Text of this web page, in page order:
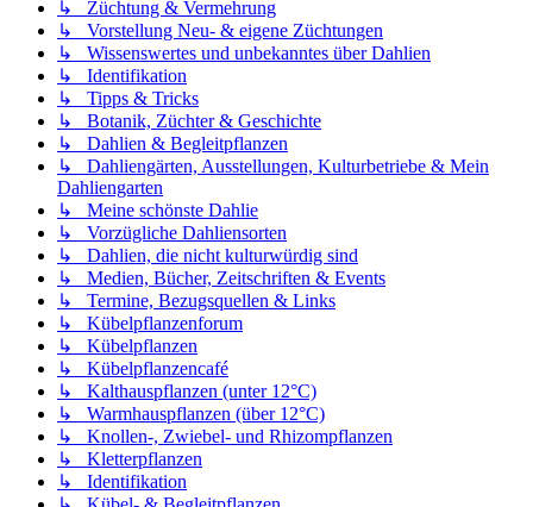
↳ Züchtung & Vermehrung
↳ Vorstellung Neu- & eigene Züchtungen
↳ Wissenswertes und unbekanntes über Dahlien
↳ Identifikation
↳ Tipps & Tricks
↳ Botanik, Züchter & Geschichte
↳ Dahlien & Begleitpflanzen
↳ Dahliengärten, Ausstellungen, Kulturbetriebe & Mein
Dahliengarten
↳ Meine schönste Dahlie
↳ Vorzügliche Dahliensorten
↳ Dahlien, die nicht kulturwürdig sind
↳ Medien, Bücher, Zeitschriften & Events
↳ Termine, Bezugsquellen & Links
↳ Kübelpflanzenforum
↳ Kübelpflanzen
↳ Kübelpflanzencafé
↳ Kalthauspflanzen (unter 12°C)
↳ Warmhauspflanzen (über 12°C)
↳ Knollen-, Zwiebel- und Rhizompflanzen
↳ Kletterpflanzen
↳ Identifikation